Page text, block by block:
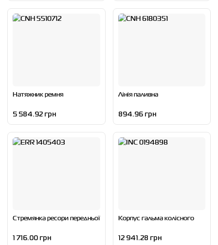
Натяжник ремня
5 584.92 грн
Лінія паливна
894.96 грн
Стремянка ресори передньої
1 716.00 грн
Корпус гальма колісного
12 941.28 грн